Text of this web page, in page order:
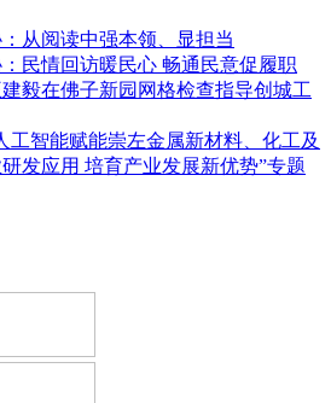
从阅读中强本领、显担当
民情回访暖民心 畅通民意促履职
毅在佛子新园网格检查指导创城工
工智能赋能崇左金属新材料、化工及
发应用 培育产业发展新优势”专题